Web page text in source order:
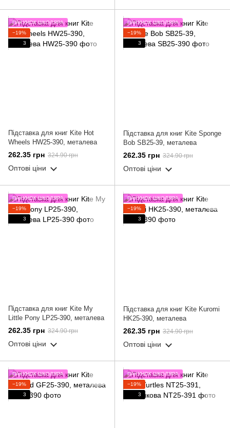
ПАКУНОК ШКОЛЯРА
−19%
3
Підставка для книг Kite Hot
Wheels HW25-390, металева
262.35 грн 324.90 грн
Оптові ціни
ПАКУНОК ШКОЛЯРА
−19%
3
Підставка для книг Kite Sponge
Bob SB25-39, металева
262.35 грн 324.90 грн
Оптові ціни
ПАКУНОК ШКОЛЯРА
−19%
3
Підставка для книг Kite My
Little Pony LP25-390, металева
262.35 грн 324.90 грн
Оптові ціни
ПАКУНОК ШКОЛЯРА
−19%
3
Підставка для книг Kite Kuromi
HK25-390, металева
262.35 грн 324.90 грн
Оптові ціни
ПАКУНОК ШКОЛЯРА
−19%
3
ПАКУНОК ШКОЛЯРА
−19%
3